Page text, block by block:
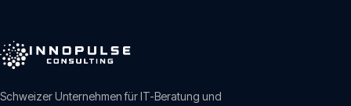
Schweizer Unternehmen für IT-Beratung und